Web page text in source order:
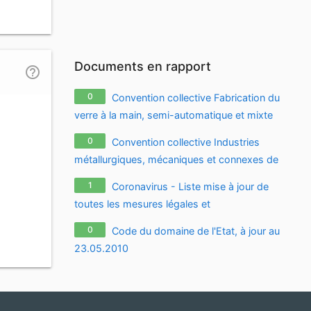
help_outline Documents en rapport
0
Convention collective Fabrication du
verre à la main, semi-automatique et mixte
du 3 novembre 1994, à jour au 19.10.2009
0
Convention collective Industries
métallurgiques, mécaniques et connexes de
la région parisienne du 16 juillet 1954, à jour
au 19.05.2009
1
Coronavirus - Liste mise à jour de
toutes les mesures légales et
réglementaires relatives à l'épidémie de
coronavirus / covid-19 / sars-cov-2
0
Code du domaine de l'Etat, à jour au
23.05.2010